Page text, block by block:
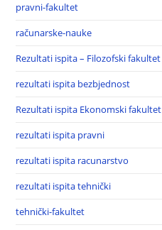
pravni-fakultet
računarske-nauke
Rezultati ispita – Filozofski fakultet
rezultati ispita bezbjednost
Rezultati ispita Ekonomski fakultet
rezultati ispita pravni
rezultati ispita racunarstvo
rezultati ispita tehnički
tehnički-fakultet